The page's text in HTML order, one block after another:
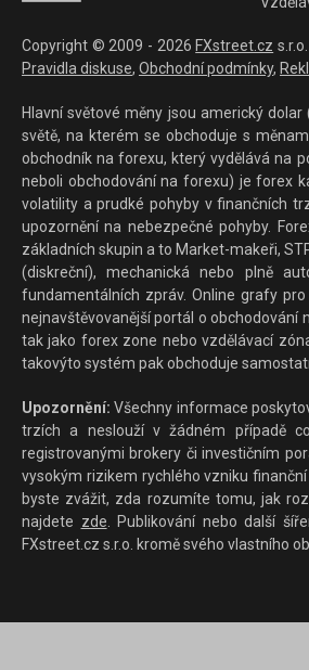
Copyright © 2009 - 2026 FXstreet.cz
Pravidla diskuse, Obchodní podmínky,
Hlavní světové měny jsou americký
světě, na kterém se obchoduje s
obchodník na forexu, který vydělává na
neboli obchodování na forexu) je forex
volatility a prudké pohyby v finančních
upozornění na nebezpečné pohyby.
základních skupin a to Market-makeři,
(diskreční), mechanická nebo plně
fundamentálních zpráv. Online grafy
nejnavštěvovanější portál o obchodování
tak jako forex zone nebo vzdělávací
takovýto systém pak obchoduje
Upozornění: Všechny informace
trzích a neslouží v žádném případě
registrovanými brokery či investičním
vysokým rizikem rychlého vzniku
byste zvážit, zda rozumíte tomu, jak
najdete zde. Publikování nebo další
FXstreet.cz s.r.o. kromě svého vlastního